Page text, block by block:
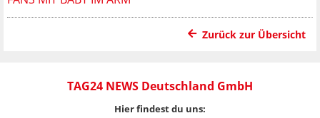
Zurück zur Übersicht
TAG24 NEWS Deutschland GmbH
Hier findest du uns: